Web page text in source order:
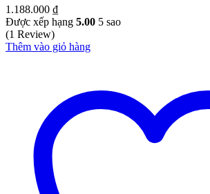
1.188.000 ₫
Được xếp hạng 5.00 5 sao
(1 Review)
Thêm vào giỏ hàng